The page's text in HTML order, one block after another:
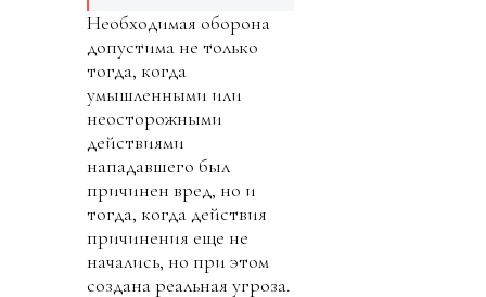
Необходимая оборона
допустима не только
тогда, когда
умышленными или
неосторожными
действиями
нападавшего был
причинен вред, но и
тогда, когда действия
причинения еще не
начались, но при этом
создана реальная угроза.